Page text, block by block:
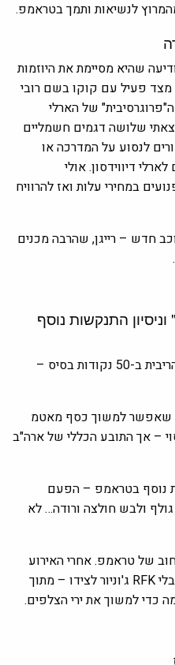
לנשיאות ותמך בטראמפ.
שהיא מסיימת את היוזמות
פעיל עם קוקו בשם רובי
של הארלי
שלושה דגמים חשמליים
לנסוע על המדרכה או
דיווידסון. אולי
במחירי עלות ואז להרוויח
חדש – רייגן, שהרבה מכנים
התנקשות נוסף
בספטמבר, הפדרל ריזרב חתך את הריבית ב-50 נקודות בסיס –
שאפשר למשוך כסף מאטמ
– אך התובע הכללי של ארה"ב
נוסף בטראמפ – הפעם
ולבש חולצה ורודה… לא
של טראמפ. אחרי האירוע
הזה הוא כמעט ולא נראה על במה בלי RFK ג'וניור לצידו – מתוך
כדי למשוך את ירי הצלפים.